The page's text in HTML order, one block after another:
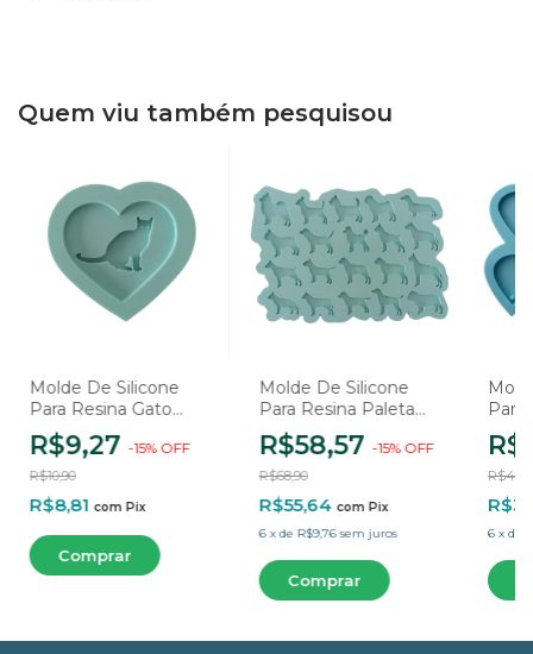
Quem viu também pesquisou
Molde De Silicone
Para Resina Gato
Love 3 - Cavidade
R$9,27 -15% OFF
R$10,90
R$8,81 com Pix
Molde De Silicone
Para Resina Paleta
Raças De Cachorros -
20 Cavidades
R$58,57 -15% OFF
R$68,90
R$55,64 com Pix
6 xde R$9,76 sem juros
Para
6 x de